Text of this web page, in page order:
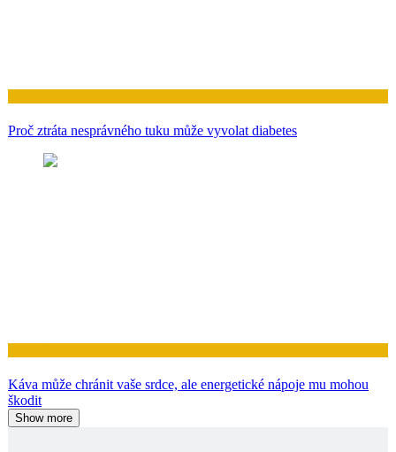
Proč ztráta nesprávného tuku může vyvolat diabetes
Káva může chránit vaše srdce, ale energetické nápoje mu mohou
škodit
Show more